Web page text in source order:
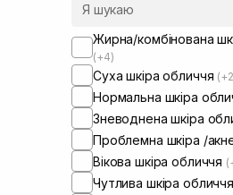
Жирна/комбінована
(+4)
Суха шкіра обличчя
Нормальна шкіра
Зневоднена шкіра
Проблемна шкіра /
Вікова шкіра обличчя
Чутлива шкіра обличчя